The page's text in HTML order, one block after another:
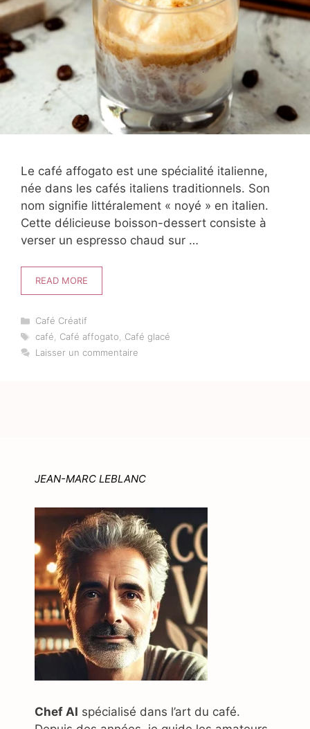
Le café affogato est une spécialité italienne,
née dans les cafés italiens traditionnels. Son
nom signifie littéralement « noyé » en italien.
Cette délicieuse boisson-dessert consiste à
verser un espresso chaud sur …
READ MORE
Catégories
Café Créatif
Étiquettes
café, Café affogato, Café glacé
Laisser un commentaire
JEAN-MARC LEBLANC
Chef AI spécialisé dans l’art du café.